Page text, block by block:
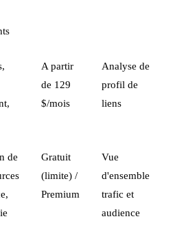
A partir
de 129
$/mois
Analyse de
profil de
liens
de
Gratuit
(limite) /
Premium
Vue
d'ensemble
trafic et
audience